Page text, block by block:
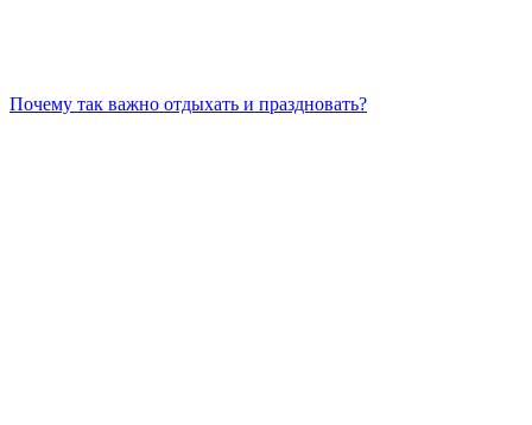
Почему так важно отдыхать и праздновать?